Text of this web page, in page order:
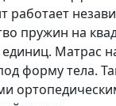
работает
пружин на
единиц. Матрас
форму тела.